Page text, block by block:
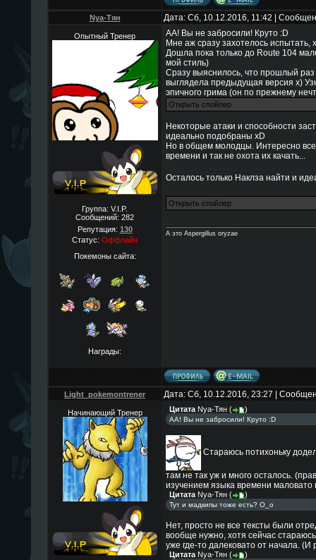
Nya-Тян Дата: Сб, 10.12.2016, 11:42 |
Опытный Тренер
Группа: V.I.P.
Сообщений: 282
Репутация: 130
Статус: Оффлайн
Покемоны сайта:
Награды:
АА! Вы не забросили! Круто :D
Мне аж сразу захотелось испытать,
Дошла пока только до Route 104
мой стиль)
Сразу выяснилось, что прошлый раз
выглядела предыдущая версия х)
эпичного грима (он по прежнему
Некоторые атаки и способности
идеально подобраны xD
Но в общем молодцы. Интересно
времени и так не охота их качать...
Осталось только Наклза найти и
А это Aspergillus oryzae
Light_pokemontrener Дата: Сб, 10.12.2016, 23:27 |
Начинающий Тренер Цитата Nya-Тян( )
АА! Вы не забросили! Круто :D
Стараюсь потихоньку
там не так уж и много осталось.
изучением языка времени маловато
Цитата Nya-Тян( )
Тут и мадкипы тоже есть? О_о
Нет, просто не все тексты были
вообще нужно, хотя сейчас
уже где-то далековато от начала.
Цитата Nya-Тян( )